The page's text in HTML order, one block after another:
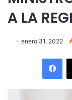
A LA
enero 31, 2022